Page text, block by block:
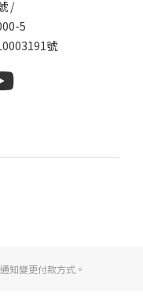
/
5
號
知變更付款方式。